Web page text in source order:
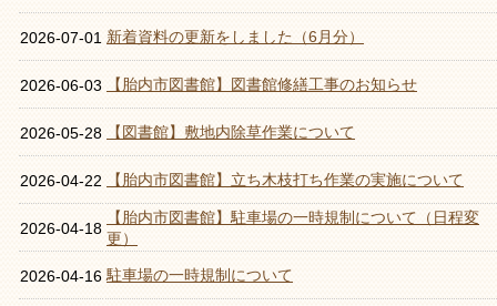
2026-07-01 新着資料の更新をしました（6月分）
2026-06-03 【胎内市図書館】図書館修繕工事のお知らせ
2026-05-28 【図書館】敷地内除草作業について
2026-04-22 【胎内市図書館】立ち木枝打ち作業の実施について
2026-04-18
【胎内市図書館】駐車場の一時規制について（日程変
更）
2026-04-16 駐車場の一時規制について